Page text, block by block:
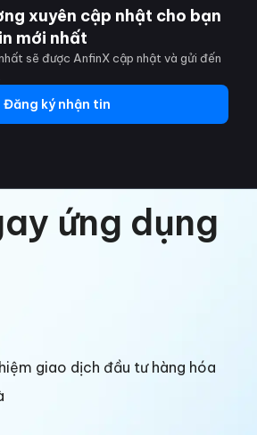
xuyên cập nhật cho bạn
mới nhất
sẽ được AnfinX cập nhật và gửi đến
Đăng ký nhận tin
ứng dụng
giao dịch đầu tư hàng hóa